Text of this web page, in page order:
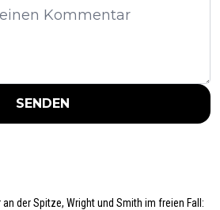
SENDEN
an der Spitze, Wright und Smith im freien Fall: